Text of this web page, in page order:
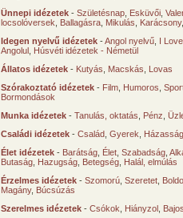
Ünnepi idézetek - Születésnap Esküvői
locsolóversek
Ballagásra Mikulás Karácsony
Idegen nyelvű idézetek -Angol nyelvű I
Angolul Húsvéti idézetek - Németül
Állatos idézetek - Kutyás Macskás
Lovas
Szórakoztató idézetek - Film Humoros
Bormondások
Munka idézetek - Tanulás, oktatás Pénz
Családi idézetek - Család Gyerek
Élet idézetek - Barátság Élet Szabadság
Butaság Hazugság Betegség Halál, elmúlás
Érzelmes idézetek - Szomorú Szeretet
Magány, Búcsúzás
Szerelmes idézetek - Csókok Hiányzol